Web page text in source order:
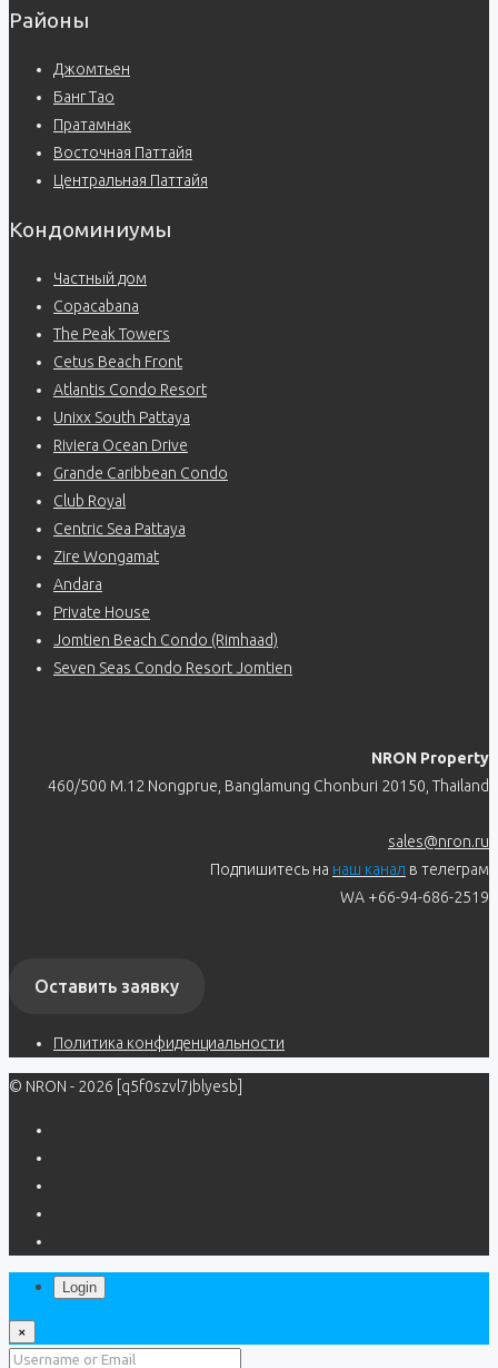
Районы
Джомтьен
Банг Тао
Пратамнак
Восточная Паттайя
Центральная Паттайя
Кондоминиумы
Частный дом
Copacabana
The Peak Towers
Cetus Beach Front
Atlantis Condo Resort
Unixx South Pattaya
Riviera Ocean Drive
Grande Caribbean Condo
Club Royal
Centric Sea Pattaya
Zire Wongamat
Andara
Private House
Jomtien Beach Condo (Rimhaad)
Seven Seas Condo Resort Jomtien
NRON Property
460/500 M.12 Nongprue, Banglamung Chonburi 20150, Thailand
sales@nron.ru
Подпишитесь на наш канал в телеграм
WA +66-94-686-2519
Оставить заявку
Политика конфиденциальности
© NRON - 2026 [q5f0szvl7jblyesb]
Login
×